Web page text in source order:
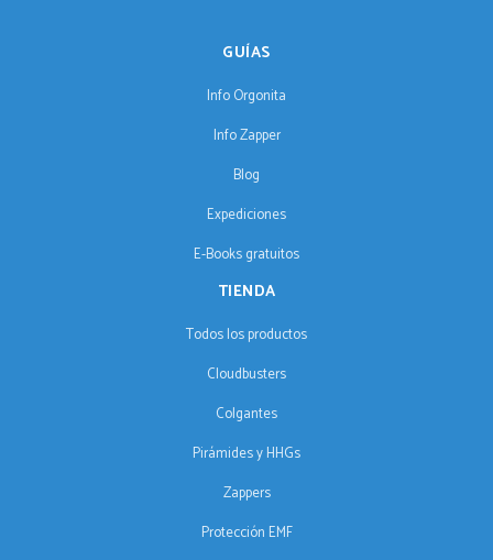
GUÍAS
Info Orgonita
Info Zapper
Blog
Expediciones
E-Books gratuitos
TIENDA
Todos los productos
Cloudbusters
Colgantes
Pirámides y HHGs
Zappers
Protección EMF